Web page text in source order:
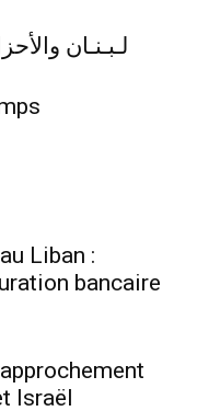
لـبـنـان
Liban :
bancaire
Israël